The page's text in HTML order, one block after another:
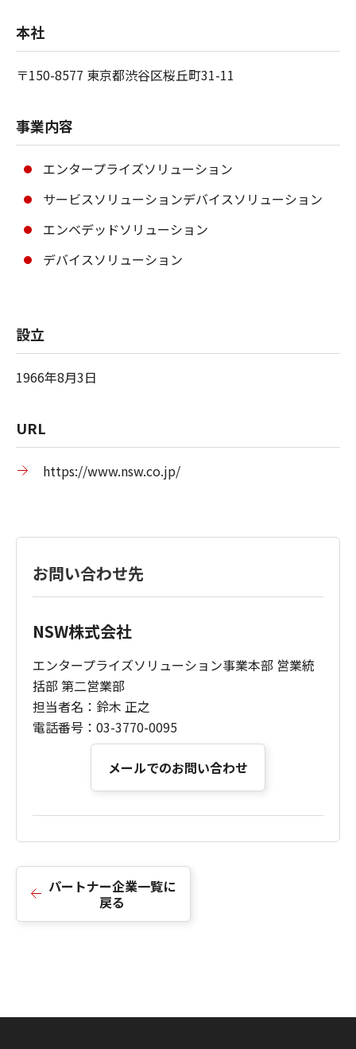
本社
〒150-8577 東京都渋谷区桜丘町31-11
事業内容
エンタープライズソリューション
サービスソリューションデバイスソリューション
エンベデッドソリューション
デバイスソリューション
設立
1966年8月3日
URL
https://www.nsw.co.jp/
お問い合わせ先
NSW株式会社
エンタープライズソリューション事業本部 営業統
括部 第二営業部
担当者名：鈴木 正之
電話番号：03-3770-0095
メールでのお問い合わせ
パートナー企業一覧に
戻る